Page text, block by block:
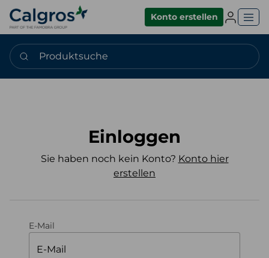
Konto erstellen
Produktsuche
Einloggen
Sie haben noch kein Konto? Konto hier
erstellen
E-Mail
E-Mail